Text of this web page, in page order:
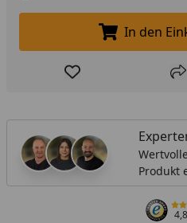
In den
Produkt zur
Produkt